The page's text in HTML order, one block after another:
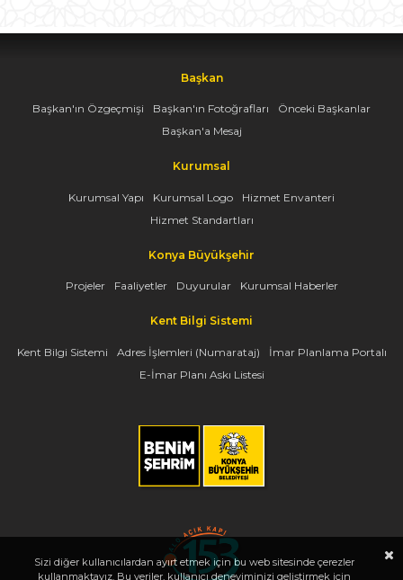
Başkan
Başkan'ın Özgeçmişi Başkan'ın Fotoğrafları
Önceki Başkanlar
Başkan'a Mesaj
Kurumsal
Kurumsal Yapı Kurumsal Logo
Hizmet Envanteri
Hizmet Standartları
Konya Büyükşehir
Projeler Faaliyetler Duyurular Kurumsal Haberler
Kent Bilgi Sistemi
Kent Bilgi Sistemi Adres İşlemleri (Numarataj)
İmar Planlama Portalı
E-İmar Planı Askı Listesi
Sizi diğer kullanıcılardan ayırt etmek için bu web sitesinde çerezler
kullanmaktayız. Bu veriler, kullanıcı deneyiminizi geliştirmek için